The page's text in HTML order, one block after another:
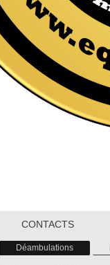
CONTACTS
Déambulations